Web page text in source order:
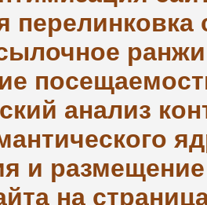
перелинковка
анализ
и
на